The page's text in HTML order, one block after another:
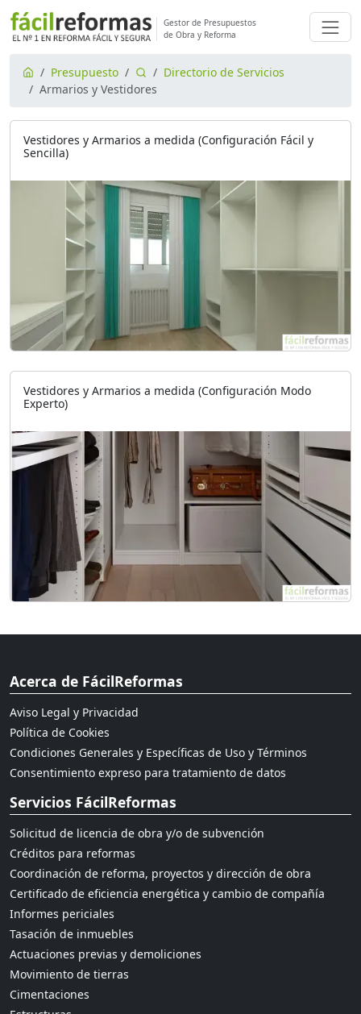
Gestor de Presupuestos
de Obra y Reforma
Presupuesto
Directorio de Servicios
Armarios y Vestidores
Vestidores y Armarios a medida (Configuración Fácil y
Sencilla)
Vestidores y Armarios a medida (Configuración Modo
Experto)
Acerca de FácilReformas
Aviso Legal y Privacidad
Política de Cookies
Condiciones Generales y Específicas de Uso y Términos
Consentimiento expreso para tratamiento de datos
Servicios FácilReformas
Solicitud de licencia de obra y/o de subvención
Créditos para reformas
Coordinación de reforma, proyectos y dirección de obra
Certificado de eficiencia energética y cambio de compañía
Informes periciales
Tasación de inmuebles
Actuaciones previas y demoliciones
Movimiento de tierras
Cimentaciones